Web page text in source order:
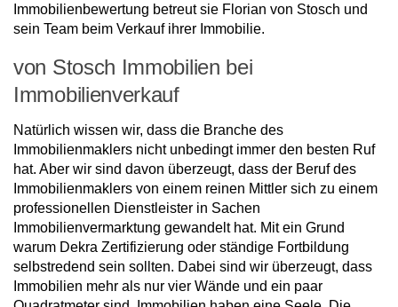
Immobilienbewertung betreut sie Florian von Stosch und
sein Team beim Verkauf ihrer Immobilie.
von Stosch Immobilien bei
Immobilienverkauf
Natürlich wissen wir, dass die Branche des
Immobilienmaklers nicht unbedingt immer den besten Ruf
hat. Aber wir sind davon überzeugt, dass der Beruf des
Immobilienmaklers von einem reinen Mittler sich zu einem
professionellen Dienstleister in Sachen
Immobilienvermarktung gewandelt hat. Mit ein Grund
warum Dekra Zertifizierung oder ständige Fortbildung
selbstredend sein sollten. Dabei sind wir überzeugt, dass
Immobilien mehr als nur vier Wände und ein paar